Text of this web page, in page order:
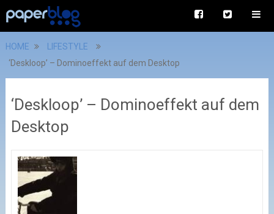
HOME
LIFESTYLE
‘Deskloop’ – Dominoeffekt auf dem Desktop
‘Deskloop’ – Dominoeffekt auf dem
Desktop